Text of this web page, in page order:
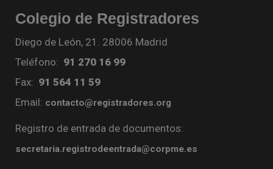
Colegio de Registradores
Diego de León, 21. 28006 Madrid
Teléfono: 91 270 16 99
Fax: 91 564 11 59
Email: contacto@registradores.org
Registro de entrada de documentos:
secretaria.registrodeentrada@corpme.es